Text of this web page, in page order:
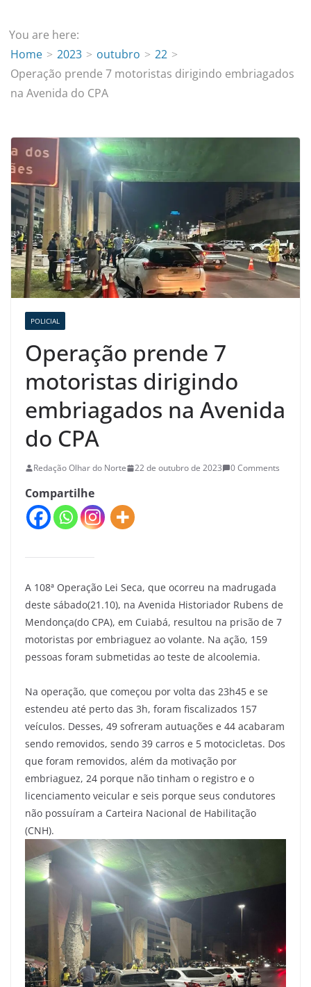
You are here:
Home
2023 outubro
22
Operação prende 7 motoristas dirigindo embriagados
na Avenida do CPA
POLICIAL
Operação prende 7
motoristas dirigindo
embriagados na Avenida
do CPA
Redação Olhar do Norte 22 de outubro de 2023 0 Comments
Compartilhe
A 108ª Operação Lei Seca, que ocorreu na madrugada
deste sábado(21.10), na Avenida Historiador Rubens de
Mendonça(do CPA), em Cuiabá, resultou na prisão de 7
motoristas por embriaguez ao volante. Na ação, 159
pessoas foram submetidas ao teste de alcoolemia.
Na operação, que começou por volta das 23h45 e se
estendeu até perto das 3h, foram fiscalizados 157
veículos. Desses, 49 sofreram autuações e 44 acabaram
sendo removidos, sendo 39 carros e 5 motocicletas. Dos
que foram removidos, além da motivação por
embriaguez, 24 porque não tinham o registro e o
licenciamento veicular e seis porque seus condutores
não possuíram a Carteira Nacional de Habilitação
(CNH).